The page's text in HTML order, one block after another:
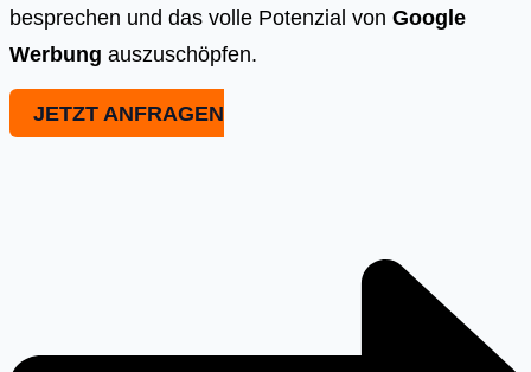
besprechen und das volle Potenzial von Google
Werbung auszuschöpfen.
JETZT ANFRAGEN